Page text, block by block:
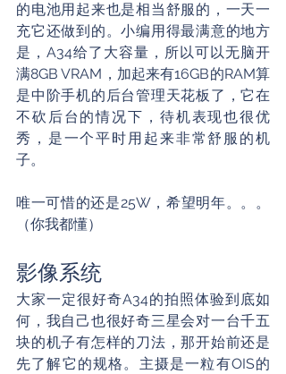
的电池用起来也是相当舒服的，一天一
充它还做到的。小编用得最满意的地方
是，A34给了大容量，所以可以无脑开
满8GB VRAM，加起来有16GB的RAM算
是中阶手机的后台管理天花板了，它在
不砍后台的情况下，待机表现也很优
秀，是一个平时用起来非常舒服的机
子。
唯一可惜的还是25W，希望明年。。。
（你我都懂）
影像系统
大家一定很好奇A34的拍照体验到底如
何，我自己也很好奇三星会对一台千五
块的机子有怎样的刀法，那开始前还是
先了解它的规格。主摄是一粒有OIS的